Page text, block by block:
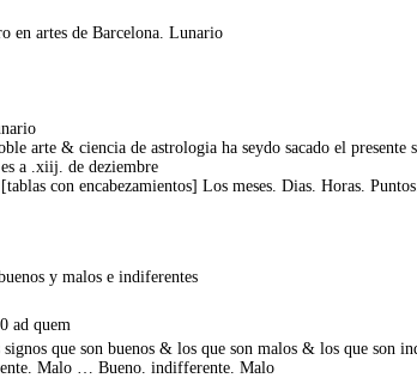
en artes de Barcelona. Lunario
arte & ciencia de astrologia ha seydo sacado el
a .xiij. de deziembre
con encabezamientos] Los meses. Dias. Horas.
y malos e indiferentes
ad quem
que son buenos & los que son malos & los que son
Malo … Bueno. indifferente. Malo